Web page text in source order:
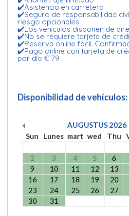
✔️Asistencia en carretera
✔️Seguro de responsabilidad
riesgo opcionales
✔️Los vehiculos disponen de
✔️No se requiere tarjeta de
✔️Reserva online fácil.
✔️Pago online con tarjeta de
por día € 79
Disponibilidad de vehículos:
AUGUSTUS 2026
Sun
Lunes mart wed Thu
2
3 4 5 6
9
10 11 12 13
16
17 18 19 20
23
24 25 26 27
30
31